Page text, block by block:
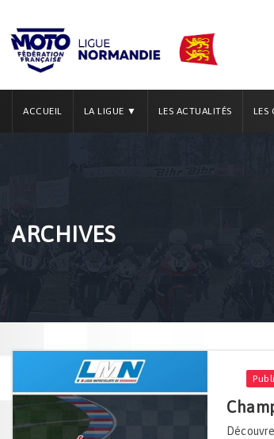
ACCUEIL LA LIGUE ▼ LES ACTUALITÉS LES
ARCHIVES